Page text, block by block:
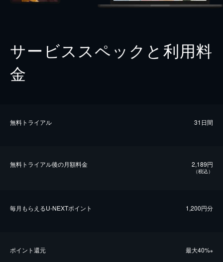
サービススペックと利用料
金
無料トライアル 31日間
無料トライアル後の⽉額料金 2,189円
（税込）
毎⽉もらえるU-NEXTポイント 1,200円分
ポイント還元 最⼤40%※